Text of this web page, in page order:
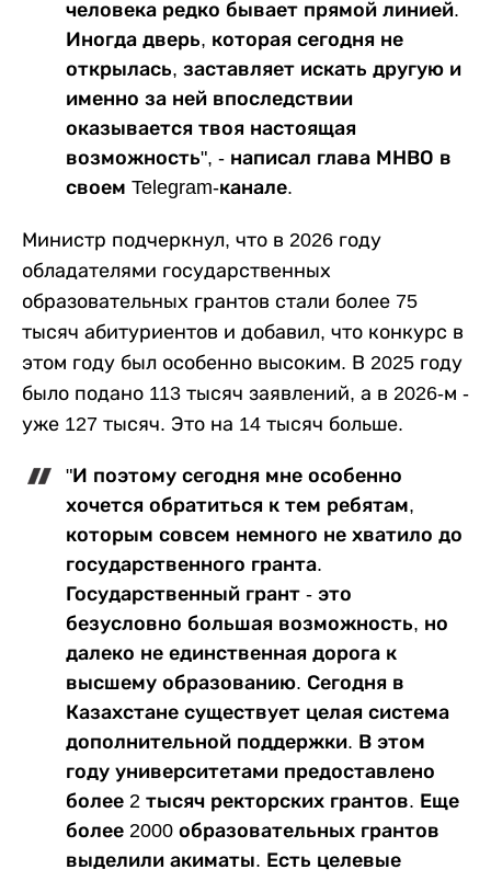
человека редко бывает прямой линией.
Иногда дверь, которая сегодня не
открылась, заставляет искать другую и
именно за ней впоследствии
оказывается твоя настоящая
возможность", - написал глава МНВО в
своем Telegram-канале.
Министр подчеркнул, что в 2026 году
обладателями государственных
образовательных грантов стали более 75
тысяч абитуриентов и добавил, что конкурс в
этом году был особенно высоким. В 2025 году
было подано 113 тысяч заявлений, а в 2026-м -
уже 127 тысяч. Это на 14 тысяч больше.
"И поэтому сегодня мне особенно
хочется обратиться к тем ребятам,
которым совсем немного не хватило до
государственного гранта.
Государственный грант - это
безусловно большая возможность, но
далеко не единственная дорога к
высшему образованию. Сегодня в
Казахстане существует целая система
дополнительной поддержки. В этом
году университетами предоставлено
более 2 тысяч ректорских грантов. Еще
более 2000 образовательных грантов
выделили акиматы. Есть целевые